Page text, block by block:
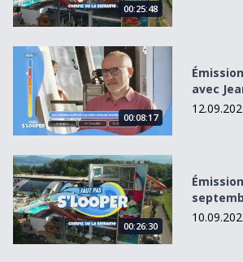
00:25:48
Émission du 12 septembre avec Jean-
00:08:17
avec
Émissions du 4 au 7 septembre
00:26:30